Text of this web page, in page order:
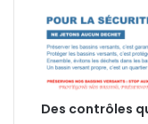
Des contrôles